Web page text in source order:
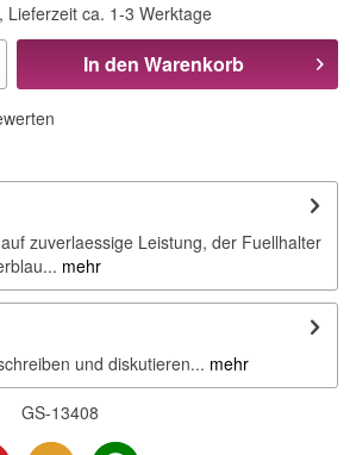
Lieferzeit ca. 1-3 Werktage
In den Warenkorb
zuverlaessige Leistung, der Fuellhalter
mehr
und diskutieren... mehr
GS-13408